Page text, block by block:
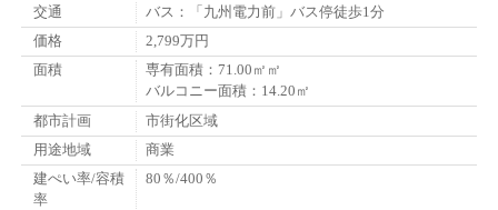
交通
バス：「九州電力前」バス停徒歩1分
価格
2,799万円
面積
専有面積：71.00㎡㎡
バルコニー面積：14.20㎡
都市計画
市街化区域
用途地域
商業
建ぺい率/容積
率
80％/400％